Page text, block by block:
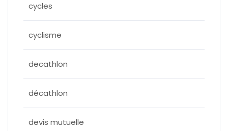
cycles
cyclisme
decathlon
décathlon
devis mutuelle